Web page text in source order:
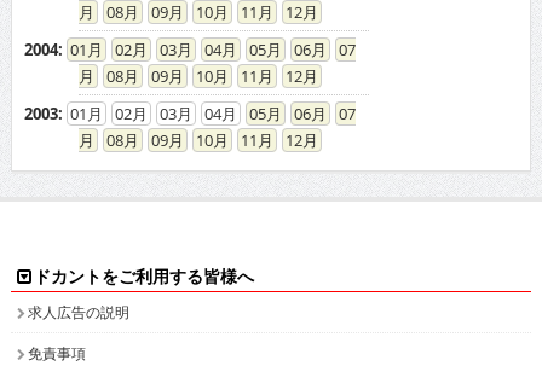
08
09 10 11
12
2004: 01 02 03 04 05 06
07
08
09 10 11
12
2003: 01 02 03 04 05 06
07
08
09 10 11 12
ドカントをご利用する皆様へ
求人広告の説明
免責事項